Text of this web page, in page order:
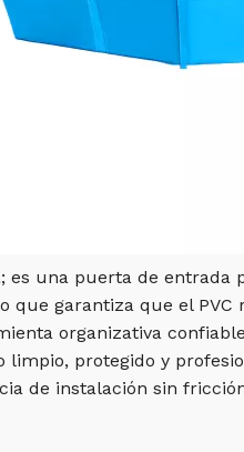
es una puerta de
garantiza que el
organizativa
protegido y
de instalación sin